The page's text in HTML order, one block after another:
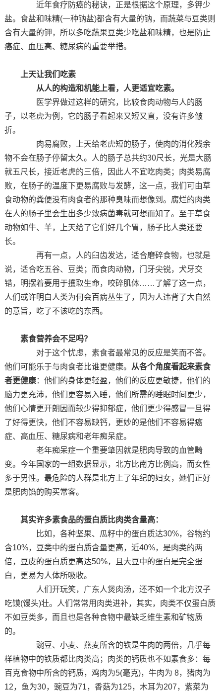
近年食疗防癌的秘诀，正是根据这个原理，多钾少
盐。食盐和味精(一种钠盐)都含有大量的钠，而蔬菜与豆类则
含有大量的钾，所以多吃蔬果豆类少吃盐和味精，也是防止
癌症、血压高、糖尿病的重要举措。
上天让我们吃素
从人的构造和机能上看，人更适宜吃素。
医学界做过这样的研究，比较食肉动物与人的肠
子，以老虎为例，它的肠子看起来又短又直，没有许多皱
折。
肉易腐败，上天给老虎短的肠子，使肉的消化残余
物不会在肠子停留太久。人的肠子总共约30尺长，光是大肠
就五尺长，接近老虎的三倍，因此人不宜吃肉类；肉类易腐
败，在肠子的温度下更易腐败与发酵，这一点，我们可由草
食动物的粪便没有肉食者的那种臭味而想像到。腐烂的肉类
在人的肠子里会生出多少致病菌毒就可想而知了。至于草食
动物如牛、羊，上天给了它们好几个胃，肠子比人类还要
长。
再有一点，人的臼齿发达，适合磨碎食物，也就是
说，适合吃五谷、豆类；而食肉动物，门牙尖锐，犬牙交
错，明摆着要用于攫取生命，咬碎肌体……了解了这一点，
人们或许明白人类为何会百病丛生了，因为人违背了大自然
的意旨，吃了不该吃的东西。
素食营养会不足吗？
对于这个忧虑，素食者最常见的反应是笑而不答。
他们可能乐于与肉食者比谁更健康。 从各个角度看起来素食
者更健康：他们的身体更轻盈，他们的反应更敏捷，他们的
脑力更充沛，他们更容易入睡，他们所需的睡眠时间更少，
他们心情更开朗因而较少得抑郁症，他们更少得感冒一旦得
了好得更快，他们不容易缺钙，更妙的是他们不容易得癌
症、高血压、糖尿病和老年痴呆症。
老年痴呆症一个重要肇因就是肥肉导致的血管畸
变。今年国家的一组数据显示，北方比南方比例高，而女性
多于男性。最危险的人群是北方上了年纪的妇女，她们正好
是肥肉馅的购买常客。
其实许多素食品的蛋白质比肉类含量高：
比如，各种坚果、瓜籽中的蛋白质达30%，谷物约
含10%，豆类中的蛋白质含量更高，近40%，是肉类的两
倍，豆皮的蛋白质更高达50%，且大豆中的蛋白是完全蛋
白，更易为人体所吸收。
人们开玩笑，广东人煲肉汤，还不如一个北方汉子
吃馍(馒头)壮。人们常常用肉类进补，其实，肉类不仅蛋白质
不如豆类多，而且也是各种食物中最缺乏维生素和矿物质
的。
豌豆、小麦、燕麦所含的铁是牛肉的两倍，几乎每
样植物中的铁质都比肉类高；肉类的钙质也不如素食多：每
百克食物中所含的钙质，鸡肉为5(毫克)，牛肉为 8，猪肉为
12，鱼为30，豌豆为71，香菇为125，木耳为207，紫菜为